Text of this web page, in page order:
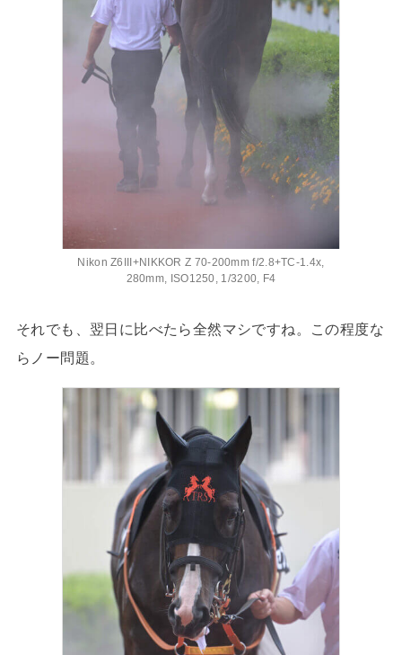
Nikon Z6III+NIKKOR Z 70-200mm f/2.8+TC-1.4x,
280mm, ISO1250, 1/3200, F4
それでも、翌日に比べたら全然マシですね。この程度な
らノー問題。